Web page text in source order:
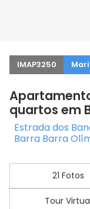
IMAP3250
quartos em
Estrada dos
Barra Barra
21 Fotos
Tour